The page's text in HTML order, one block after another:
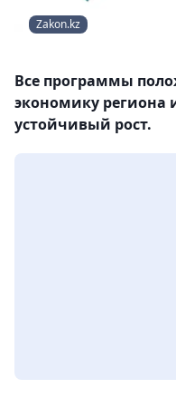
Zakon.kz
Все программы
экономику региона
устойчивый рост.